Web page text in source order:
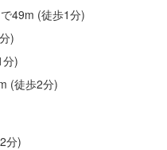
49m (徒歩1分)
)
)
(徒歩2分)
分)